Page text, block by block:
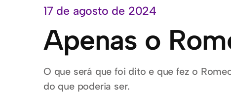
conteúdo17 de agosto de 2024
Apenas o
O que será que foi dito e que fez o
do que poderia ser.